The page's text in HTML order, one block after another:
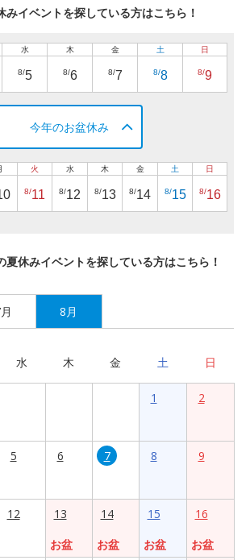
みイベントを探している方はこちら！
水
8/5
木
8/6
金
8/7
土
8/8
日
8/9
今年のお盆休み
火
8/11
水
8/12
木
8/13
金
8/14
土
8/15
日
8/16
夏休みイベントを探している方はこちら！
8月
水 木 金 土 日
1 2
5 6 7 8 9
12
13
お盆
14
お盆
15
お盆
16
お盆